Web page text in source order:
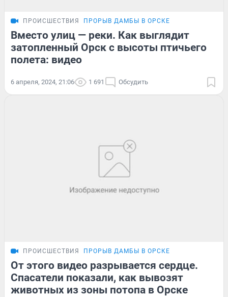
ПРОИСШЕСТВИЯ ПРОРЫВ ДАМБЫ В ОРСКЕ
Вместо улиц — реки. Как выглядит
затопленный Орск с высоты птичьего
полета: видео
6 апреля, 2024, 21:06 1 691 Обсудить
ПРОИСШЕСТВИЯ ПРОРЫВ ДАМБЫ В ОРСКЕ
От этого видео разрывается сердце.
Спасатели показали, как вывозят
животных из зоны потопа в Орске